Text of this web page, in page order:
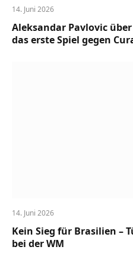
14. Juni 2026
Aleksandar Pavlovic
das erste Spiel gegen
14. Juni 2026
Kein Sieg für Brasilien –
bei der WM